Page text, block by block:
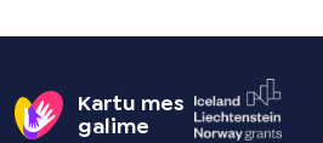
Kartu mes
galime